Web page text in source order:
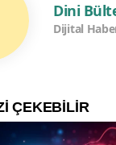
Dini
Dijital